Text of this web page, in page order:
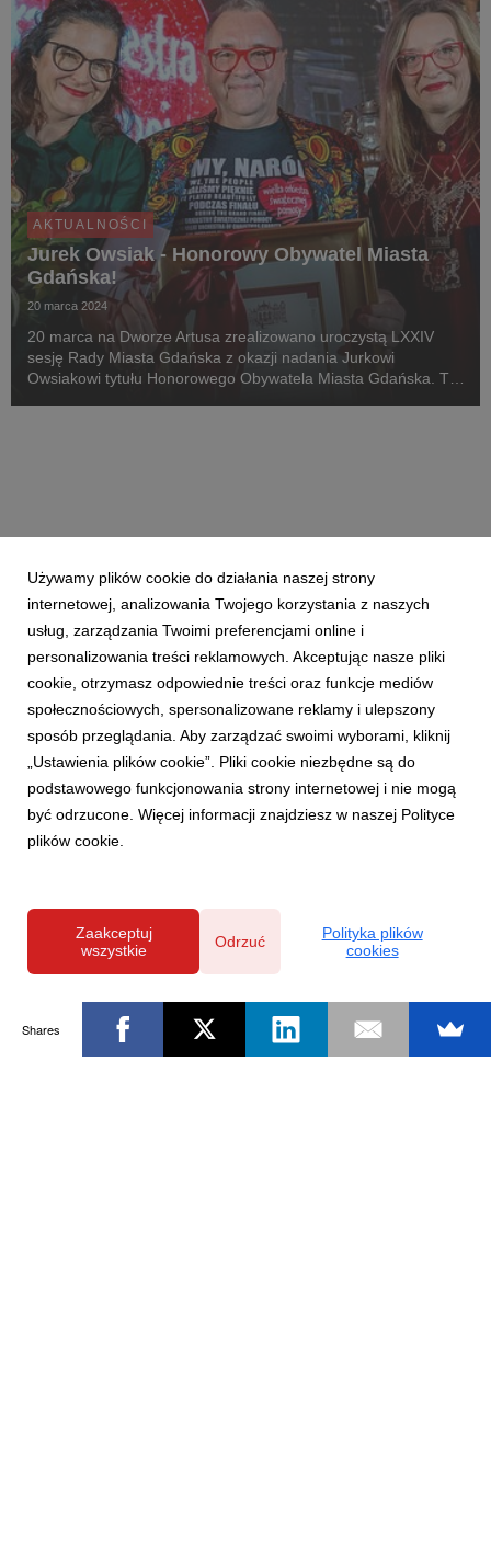
AKTUALNOŚCI
Jurek Owsiak - Honorowy Obywatel Miasta
Gdańska!
20 marca 2024
20 marca na Dworze Artusa zrealizowano uroczystą LXXIV
sesję Rady Miasta Gdańska z okazji nadania Jurkowi
Owsiakowi tytułu Honorowego Obywatela Miasta Gdańska. To
Powered by
Używamy plików cookie do działania naszej strony
internetowej, analizowania Twojego korzystania z naszych
usług, zarządzania Twoimi preferencjami online i
personalizowania treści reklamowych. Akceptując nasze pliki
cookie, otrzymasz odpowiednie treści oraz funkcje mediów
społecznościowych, spersonalizowane reklamy i ulepszony
sposób przeglądania. Aby zarządzać swoimi wyborami, kliknij
„Ustawienia plików cookie”. Pliki cookie niezbędne są do
podstawowego funkcjonowania strony internetowej i nie mogą
być odrzucone. Więcej informacji znajdziesz w naszej Polityce
plików cookie.
Zaakceptuj
wszystkie
Odrzuć
Polityka plików
cookies
Shares